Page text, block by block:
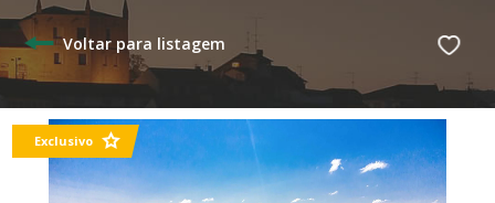
Voltar para listagem
Exclusivo